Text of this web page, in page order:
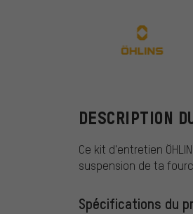
DESCRIPTION
Ce kit d'entretien
suspension de ta
Spécifications du